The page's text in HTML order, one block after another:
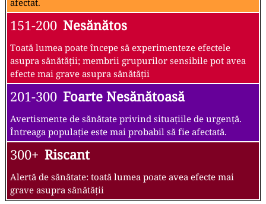
151-200 Nesănătos
Toată lumea poate începe să experimenteze efectele
asupra sănătății; membrii grupurilor sensibile pot avea
efecte mai grave asupra sănătății
201-300 Foarte Nesănătoasă
Avertismente de sănătate privind situațiile de urgență.
Întreaga populație este mai probabil să fie afectată.
300+ Riscant
Alertă de sănătate: toată lumea poate avea efecte mai
grave asupra sănătății